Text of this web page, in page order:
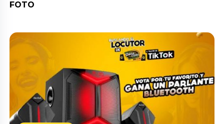
FOTO